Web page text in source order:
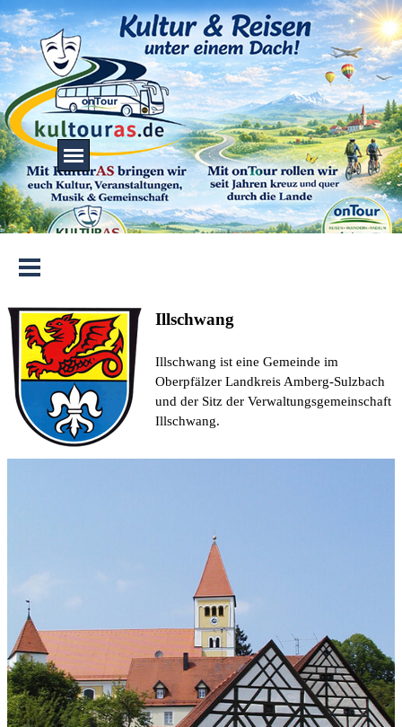
Direkt zum Seiteninhalt
Menü überspringen
Menü überspringen
Illschwang
Illschwang ist eine Gemeinde im
Oberpfälzer Landkreis Amberg-Sulzbach
und der Sitz der Verwaltungsgemeinschaft
Illschwang.